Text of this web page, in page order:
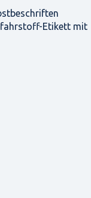
Etikett mit